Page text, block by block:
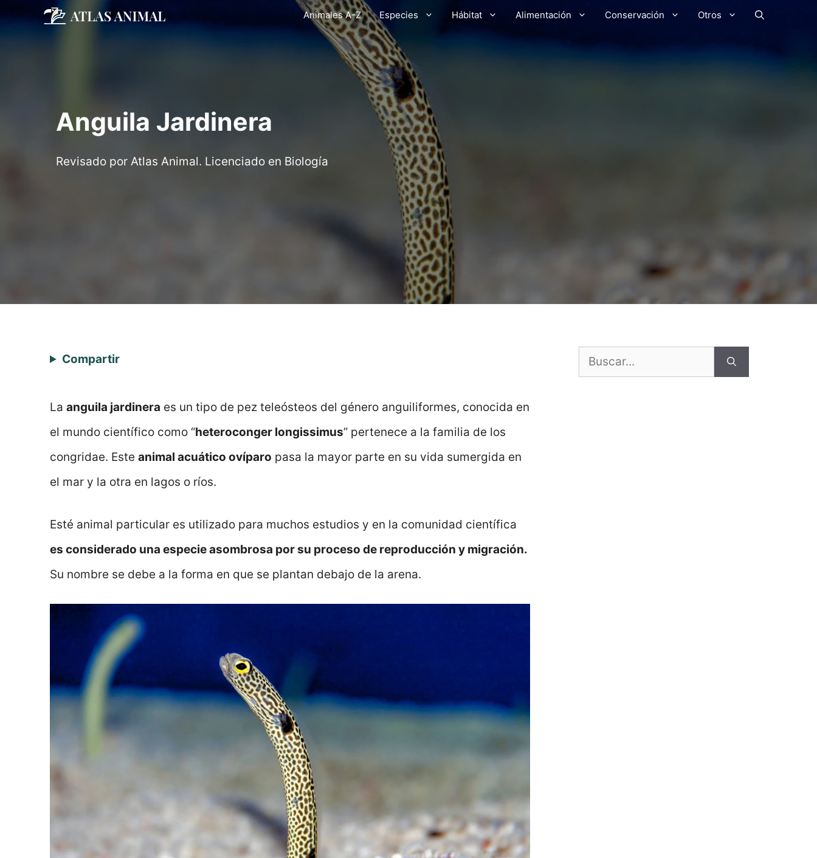
al
Animales A-Z Especies Hábitat Alimentación Conservación Otros
Anguila Jardinera
Revisado por Atlas Animal. Licenciado en Biología
Compartir
La anguila jardinera es un tipo de pez teleósteos del género anguiliformes, conocida en
el mundo científico como “heteroconger longissimus” pertenece a la familia de los
congridae. Este animal acuático ovíparo pasa la mayor parte en su vida sumergida en
el mar y la otra en lagos o ríos.
Esté animal particular es utilizado para muchos estudios y en la comunidad científica
es considerado una especie asombrosa por su proceso de reproducción y migración.
Su nombre se debe a la forma en que se plantan debajo de la arena.
Buscar: